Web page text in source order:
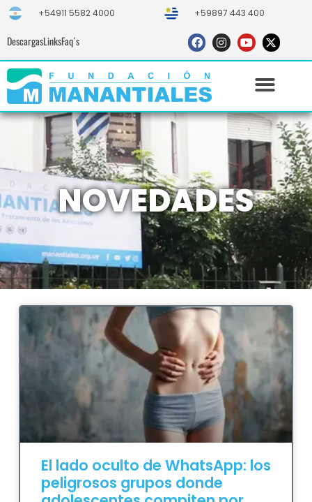
+54911 5582 4000 +59897 443 400
DescargasLinksFaq´s
NOVEDADES
El lado oculto de WhatsApp: los
peligrosos grupos donde